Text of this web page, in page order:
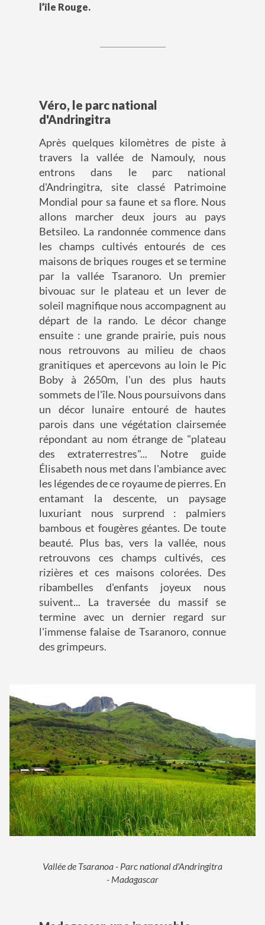
l’île Rouge.
Véro, le parc national
d'Andringitra
Après quelques kilomètres de piste à
travers la vallée de Namouly, nous
entrons dans le parc national
d'Andringitra, site classé Patrimoine
Mondial pour sa faune et sa flore. Nous
allons marcher deux jours au pays
Betsileo. La randonnée commence dans
les champs cultivés entourés de ces
maisons de briques rouges et se termine
par la vallée Tsaranoro. Un premier
bivouac sur le plateau et un lever de
soleil magnifique nous accompagnent au
départ de la rando. Le décor change
ensuite : une grande prairie, puis nous
nous retrouvons au milieu de chaos
granitiques et apercevons au loin le Pic
Boby à 2650m, l'un des plus hauts
sommets de l'île. Nous poursuivons dans
un décor lunaire entouré de hautes
parois dans une végétation clairsemée
répondant au nom étrange de "plateau
des extraterrestres"... Notre guide
Élisabeth nous met dans l'ambiance avec
les légendes de ce royaume de pierres. En
entamant la descente, un paysage
luxuriant nous surprend : palmiers
bambous et fougères géantes. De toute
beauté. Plus bas, vers la vallée, nous
retrouvons ces champs cultivés, ces
rizières et ces maisons colorées. Des
ribambelles d'enfants joyeux nous
suivent... La traversée du massif se
termine avec un dernier regard sur
l'immense falaise de Tsaranoro, connue
des grimpeurs.
Vallée de Tsaranoa - Parc national d'Andringitra
- Madagascar